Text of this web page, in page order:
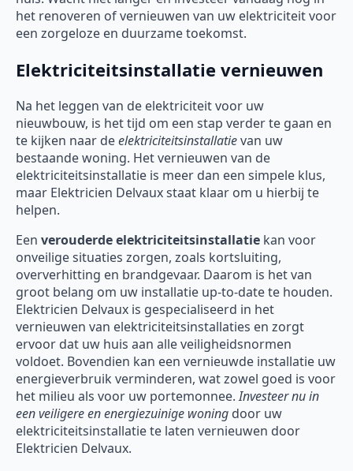
het renoveren of vernieuwen van uw elektriciteit voor
een zorgeloze en duurzame toekomst.
Elektriciteitsinstallatie vernieuwen
Na het leggen van de elektriciteit voor uw
nieuwbouw, is het tijd om een stap verder te gaan en
te kijken naar deelektriciteitsinstallatievan uw
bestaande woning. Het vernieuwen van de
elektriciteitsinstallatie is meer dan een simpele klus,
maar Elektricien Delvaux staat klaar om u hierbij te
helpen.
Een verouderde elektriciteitsinstallatie kan voor
onveilige situaties zorgen, zoals kortsluiting,
oververhitting en brandgevaar. Daarom is het van
groot belang om uw installatie up-to-date te houden.
Elektricien Delvaux is gespecialiseerd in het
vernieuwen van elektriciteitsinstallaties en zorgt
ervoor dat uw huis aan alle veiligheidsnormen
voldoet. Bovendien kan een vernieuwde installatie uw
energieverbruik verminderen, wat zowel goed is voor
het milieu als voor uw portemonnee.Investeer nu in
een veiligere en energiezuinige woning door uw
elektriciteitsinstallatie te laten vernieuwen door
Elektricien Delvaux.